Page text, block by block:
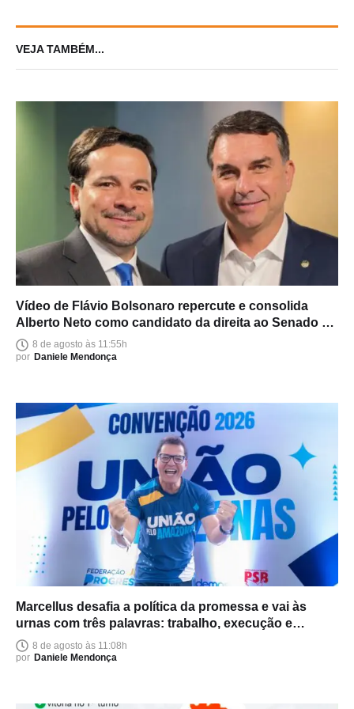
VEJA TAMBÉM...
Vídeo de Flávio Bolsonaro repercute e consolida
Alberto Neto como candidato da direita ao Senado no
Amazonas
8 de agosto às 11:55h
por Daniele Mendonça
Marcellus desafia a política da promessa e vai às
urnas com três palavras: trabalho, execução e
entrega
8 de agosto às 11:08h
por Daniele Mendonça